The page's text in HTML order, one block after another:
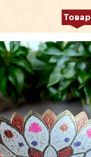
ЕКСКЛЮЗИВ
Товар